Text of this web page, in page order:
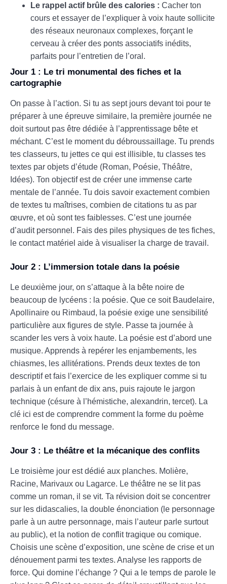
Le rappel actif brûle des calories : Cacher ton
cours et essayer de l’expliquer à voix haute sollicite
des réseaux neuronaux complexes, forçant le
cerveau à créer des ponts associatifs inédits,
parfaits pour l’entretien de l’oral.
Jour 1 : Le tri monumental des fiches et la
cartographie
On passe à l’action. Si tu as sept jours devant toi pour te
préparer à une épreuve similaire, la première journée ne
doit surtout pas être dédiée à l’apprentissage bête et
méchant. C’est le moment du débroussaillage. Tu prends
tes classeurs, tu jettes ce qui est illisible, tu classes tes
textes par objets d’étude (Roman, Poésie, Théâtre,
Idées). Ton objectif est de créer une immense carte
mentale de l’année. Tu dois savoir exactement combien
de textes tu maîtrises, combien de citations tu as par
œuvre, et où sont tes faiblesses. C’est une journée
d’audit personnel. Fais des piles physiques de tes fiches,
le contact matériel aide à visualiser la charge de travail.
Jour 2 : L’immersion totale dans la poésie
Le deuxième jour, on s’attaque à la bête noire de
beaucoup de lycéens : la poésie. Que ce soit Baudelaire,
Apollinaire ou Rimbaud, la poésie exige une sensibilité
particulière aux figures de style. Passe ta journée à
scander les vers à voix haute. La poésie est d’abord une
musique. Apprends à repérer les enjambements, les
chiasmes, les allitérations. Prends deux textes de ton
descriptif et fais l’exercice de les expliquer comme si tu
parlais à un enfant de dix ans, puis rajoute le jargon
technique (césure à l’hémistiche, alexandrin, tercet). La
clé ici est de comprendre comment la forme du poème
renforce le fond du message.
Jour 3 : Le théâtre et la mécanique des conflits
Le troisième jour est dédié aux planches. Molière,
Racine, Marivaux ou Lagarce. Le théâtre ne se lit pas
comme un roman, il se vit. Ta révision doit se concentrer
sur les didascalies, la double énonciation (le personnage
parle à un autre personnage, mais l’auteur parle surtout
au public), et la notion de conflit tragique ou comique.
Choisis une scène d’exposition, une scène de crise et un
dénouement parmi tes textes. Analyse les rapports de
force. Qui domine l’échange ? Qui a le temps de parole le